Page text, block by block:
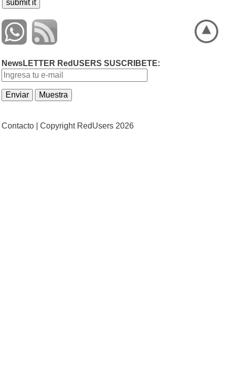
NewsLETTER RedUSERS SUSCRIBETE:
Contacto | Copyright RedUsers 2026